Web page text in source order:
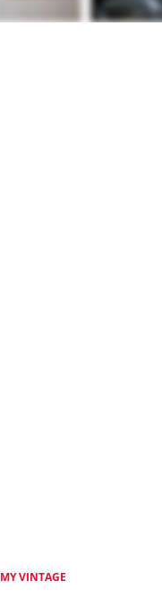
MY VINTAGE